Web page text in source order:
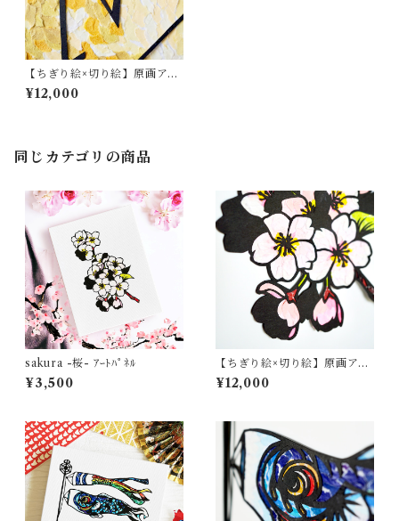
【ちぎり絵×切り絵】原画アー
ト『moon（月）』
¥12,000
同じカテゴリの商品
sakura -桜- ｱｰﾄﾊﾟﾈﾙ
¥3,500
【ちぎり絵×切り絵】原画アー
ト 『saku-ra （桜）』
¥12,000